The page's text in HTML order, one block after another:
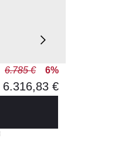
6.785 €
6%
6.316,83 €